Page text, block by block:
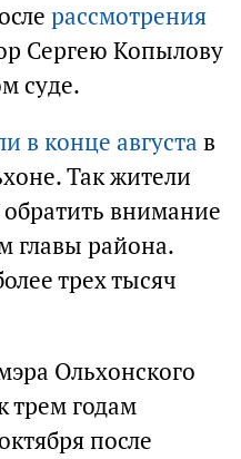
рассмотрения
Сергею Копылову
суде.
в конце августа в
Так жители
внимание
главы района.
трех тысяч
Ольхонского
трем годам
после